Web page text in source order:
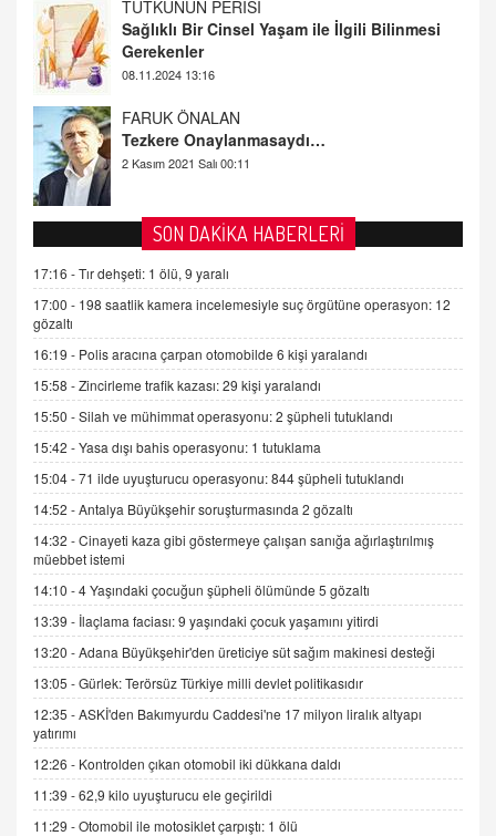
Gerekenler
08.11.2024 13:16
FARUK ÖNALAN
2 Kasım 2021 Salı 00:11
Kişisel verilerin korunması ve dijital hukukun
gelişimi
SEHER EREK
İNCİ GÜL AKÖL
Trump Keşke Adana'yı da Ziyaret Etse...
06.07.2026 13:00
ADEM AKÖL
Esed Destekçilerinin Yüzüne Vurulan Şamar:
Sednaya
11.12.2024 12:30
DR. EKREM ASLAN
Gerçek Ne, Algı Ne? "Beraber Yürüyoruz"
Cümlesinin Peşinden
19.07.2025 12:45
GÖNÜL MENEKŞE
Şifacının Yolu
04.11.2025 12:56
SON DAKİKA HABERLERİ
17:16 -Tır dehşeti: 1 ölü, 9 yaralı
17:00 - 198 saatlik kamera incelemesiyle suç örgütüne operasyon: 12
gözaltı
16:19 - Polis aracına çarpan otomobilde 6 kişi yaralandı
15:58 -Zincirleme trafik kazası: 29 kişi yaralandı
15:50 -Silah ve mühimmat operasyonu: 2 şüpheli tutuklandı
15:42 -Yasa dışı bahis operasyonu: 1 tutuklama
15:04 -71 ilde uyuşturucu operasyonu: 844 şüpheli tutuklandı
14:52 -Antalya Büyükşehir soruşturmasında 2 gözaltı
14:32 -Cinayeti kaza gibi göstermeye çalışan sanığa ağırlaştırılmış
müebbet istemi
14:10 -4 Yaşındaki çocuğun şüpheli ölümünde 5 gözaltı
13:39 - İlaçlama faciası: 9 yaşındaki çocuk yaşamını yitirdi
13:20 -Adana Büyükşehir'den üreticiye süt sağım makinesi desteği
13:05 -Gürlek: Terörsüz Türkiye milli devlet politikasıdır
12:35 -ASKİ'den Bakımyurdu Caddesi'ne 17 milyon liralık altyapı
yatırımı
12:26 - Kontrolden çıkan otomobil iki dükkana daldı
11:39 -62,9 kilo uyuşturucu ele geçirildi
11:29 -Otomobil ile motosiklet çarpıştı: 1 ölü